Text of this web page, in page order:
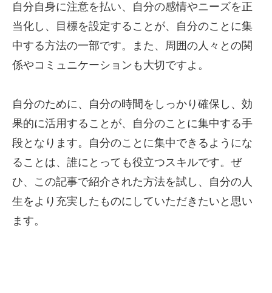
自分自身に注意を払い、自分の感情やニーズを正
当化し、目標を設定することが、自分のことに集
中する方法の一部です。また、周囲の人々との関
係やコミュニケーションも大切ですよ。
自分のために、自分の時間をしっかり確保し、効
果的に活用することが、自分のことに集中する手
段となります。自分のことに集中できるようにな
ることは、誰にとっても役立つスキルです。ぜ
ひ、この記事で紹介された方法を試し、自分の人
生をより充実したものにしていただきたいと思い
ます。